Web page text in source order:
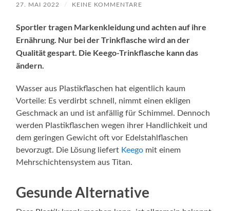
27. MAI 2022 / KEINE KOMMENTARE
Sportler tragen Markenkleidung und achten auf ihre
Ernährung. Nur bei der Trinkflasche wird an der
Qualität gespart. Die Keego-Trinkflasche kann das
ändern.
Wasser aus Plastikflaschen hat eigentlich kaum
Vorteile: Es verdirbt schnell, nimmt einen ekligen
Geschmack an und ist anfällig für Schimmel. Dennoch
werden Plastikflaschen wegen ihrer Handlichkeit und
dem geringen Gewicht oft vor Edelstahlflaschen
bevorzugt. Die Lösung liefert Keego mit einem
Mehrschichtensystem aus Titan.
Gesunde Alternative